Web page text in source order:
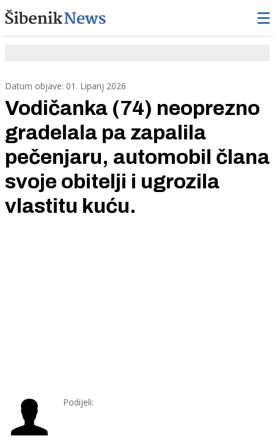
Datum objave: 01. Lipanj 2026
Vodičanka (74) neoprezno
gradelala pa zapalila
pečenjaru, automobil člana
svoje obitelji i ugrozila
vlastitu kuću.
Podijeli: